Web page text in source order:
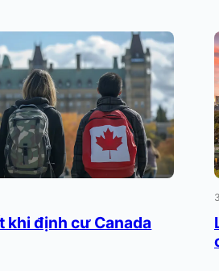
khi định cư Canada